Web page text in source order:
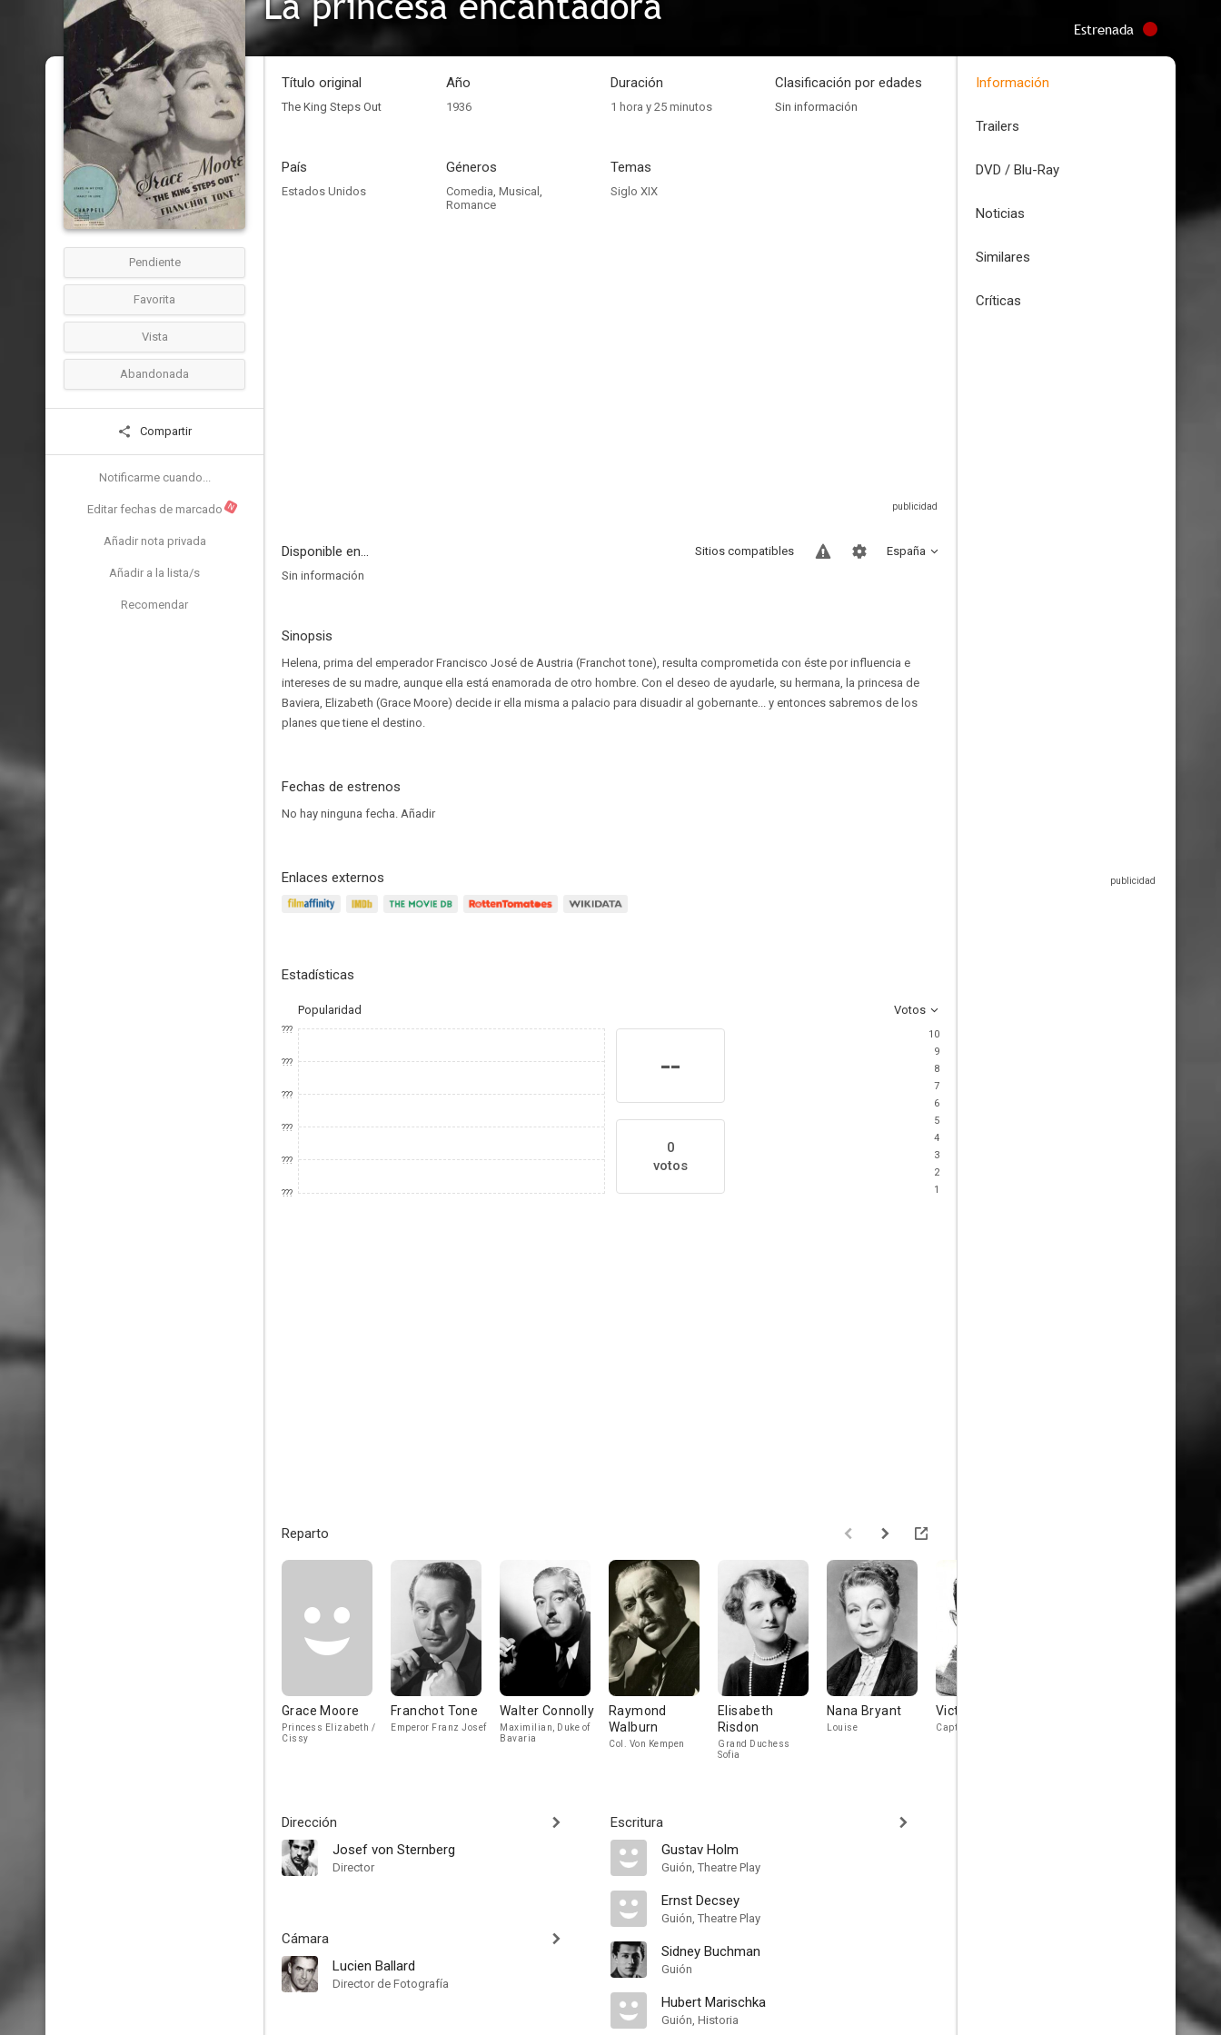
Estrenada
Pendiente
Favorita
Vista
Abandonada
Compartir
Notificarme cuando...
Editar fechas de marcado N
Añadir nota privada
Añadir a la lista/s
Recomendar
Título original
The King Steps Out
Año
1936
Duración
1 hora y 25 minutos
Clasificación por edades
Sin información
País
Estados Unidos
Géneros
Comedia, Musical ,
Romance
Temas
Siglo XIX
Disponible en... España
Sitios compatibles
Sin información
Sinopsis
Helena, prima del emperador Francisco José de Austria (Franchot tone), resulta comprometida con éste por influencia e
intereses de su madre, aunque ella está enamorada de otro hombre. Con el deseo de ayudarle, su hermana, la princesa de
Baviera, Elizabeth (Grace Moore) decide ir ella misma a palacio para disuadir al gobernante... y entonces sabremos de los
planes que tiene el destino.
Fechas de estrenos
No hay ninguna fecha. Añadir
Enlaces externos
Estadísticas
Popularidad Votos
???
???
???
???
???
???
--
0
votos
10
9
8
7
6
5
4
3
2
1
Reparto
Grace Moore
Princess Elizabeth /
Cissy
Franchot Tone
Emperor Franz Josef
Walter Connolly
Maximilian, Duke of
Bavaria
Raymond
Walburn
Col. Von Kempen
Elisabeth
Risdon
Grand Duchess
Sofia
Nana Bryant
Louise
Victor Jory
Capt. Palfi
Dirección
Josef von Sternberg
Director
Cámara
Lucien Ballard
Director de Fotografía
Escritura
Gustav Holm
Guión, Theatre Play
Ernst Decsey
Guión, Theatre Play
Sidney Buchman
Guión
Hubert Marischka
Guión, Historia
Información
Trailers
DVD / Blu-Ray
Noticias
Similares
Críticas